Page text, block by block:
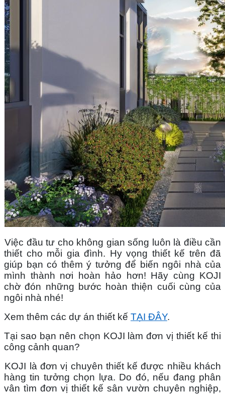
Việc đầu tư cho không gian sống luôn là điều cần
thiết cho mỗi gia đình. Hy vọng thiết kế trên đã
giúp bạn có thêm ý tưởng để biến ngôi nhà của
mình thành nơi hoàn hảo hơn! Hãy cùng KOJI
chờ đón những bước hoàn thiện cuối cùng của
ngôi nhà nhé!
Xem thêm các dự án thiết kế TẠI ĐÂY.
Tại sao bạn nên chọn KOJI làm đơn vị thiết kế thi
công cảnh quan?
KOJI là đơn vị chuyên thiết kế được nhiều khách
hàng tin tưởng chọn lựa. Do đó, nếu đang phân
vân tìm đơn vị thiết kế sân vườn chuyên nghiệp,